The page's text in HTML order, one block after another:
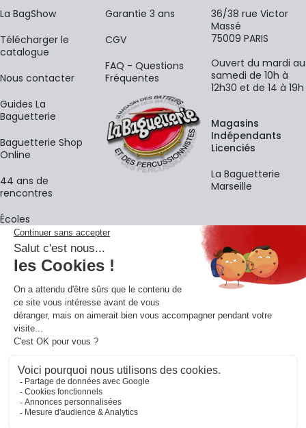
La BagShow
​Télécharger le
catalogue
Nous contacter
Guides La
Baguetterie
Baguetterie Shop
Online
44 ans de
rencontres
Écoles
Garantie 3 ans
CGV
FAQ - Questions
Fréquentes
36/38 rue Victor
Massé
75009 PARIS
Ouvert du mardi au
samedi de 10h à
12h30 et de 14 à 19h
Magasins
Indépendants
Licenciés
La Baguetterie
Marseille
La newsletter
Adresse e-mail
En vous inscrivant à notre newsletter, vous acceptez notre
confidentialité.
Retrouvons-nous sur